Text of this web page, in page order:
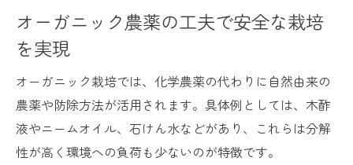
オーガニック農薬の工夫で安全な栽培
を実現
オーガニック栽培では、化学農薬の代わりに自然由来の
農薬や防除方法が活用されます。具体例としては、木酢
液やニームオイル、石けん水などがあり、これらは分解
性が高く環境への負荷も少ないのが特徴です。